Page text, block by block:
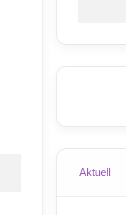
Aktuell